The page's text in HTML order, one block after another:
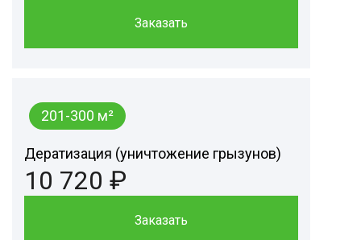
Заказать
201-300 м²
Дератизация (уничтожение грызунов)
10 720 ₽
Заказать